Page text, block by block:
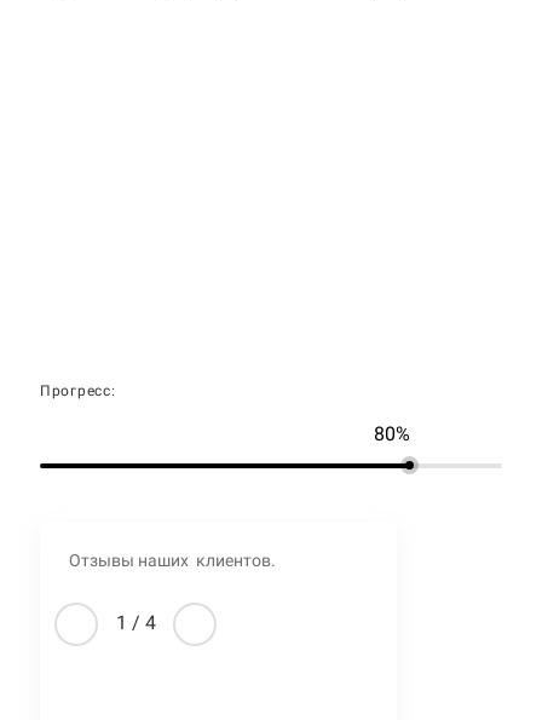
Прогресс:
80%
Отзывы наших клиентов.
1 / 4